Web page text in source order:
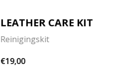
LEATHER CARE KIT
Reinigingskit
€19,00